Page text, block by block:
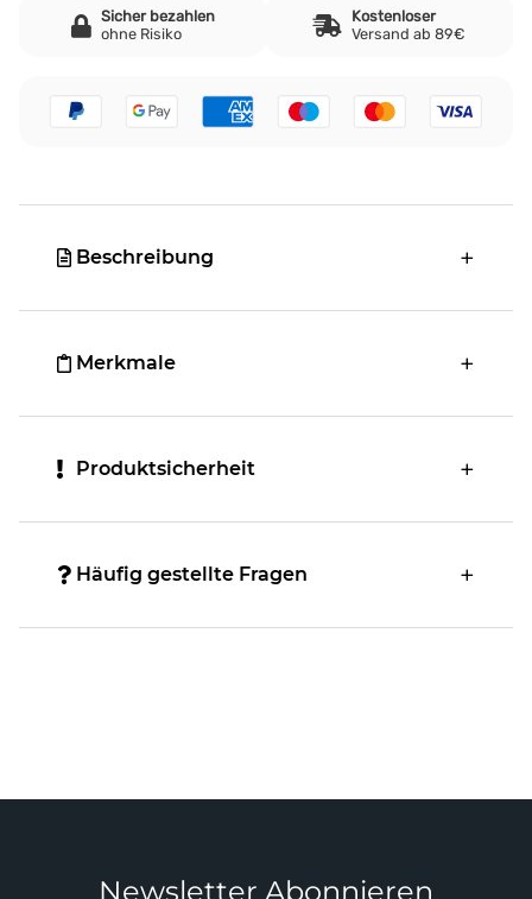
Sicher bezahlen
ohne Risiko
Kostenloser
Versand ab 89€
Beschreibung
Merkmale
Produktsicherheit
Häufig gestellte Fragen
Newsletter Abonnieren